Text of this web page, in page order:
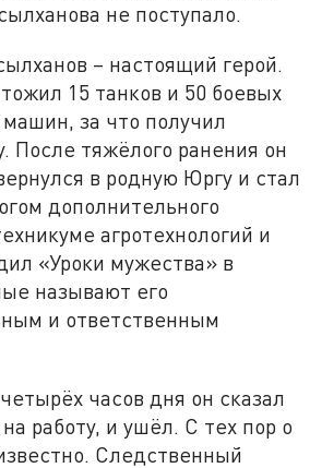
не поступало.
– настоящий герой.
15 танков и 50 боевых
за что получил
После тяжёлого ранения он
в родную Юргу и стал
дополнительного
агротехнологий и
«Уроки мужества» в
называют его
и ответственным
часов дня он сказал
работу, и ушёл. С тех пор о
Следственный